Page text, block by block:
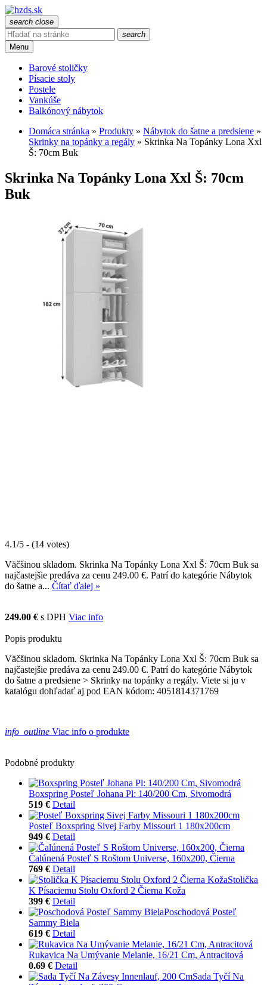
search close
search
Menu
Barové stoličky
Písacie stoly
Postele
Vankúše
Balkónový nábytok
Domáca stránka » Produkty » Nábytok do šatne a predsiene »
Skrinky na topánky a regály » Skrinka Na Topánky Lona Xxl
Š: 70cm Buk
Skrinka Na Topánky Lona Xxl Š: 70cm
Buk
4.1/5 - (14 votes)
Väčšinou skladom. Skrinka Na Topánky Lona Xxl Š: 70cm Buk sa
najčastejšie predáva za cenu 249.00 €. Patrí do kategórie Nábytok
do šatne a... Čítať ďalej »
249.00 € s DPH Viac info
Popis produktu
Väčšinou skladom. Skrinka Na Topánky Lona Xxl Š: 70cm Buk sa
najčastejšie predáva za cenu 249.00 €. Patrí do kategórie Nábytok
do šatne a predsiene > Skrinky na topánky a regály. Viete si ju v
katalógu dohľadať aj pod EAN kódom: 4051814371769
info_outline Viac info o produkte
Podobné produkty
Boxspring Posteľ Johana Pl: 140/200 Cm, Sivomodrá
519 € Detail
Posteľ Boxspring Sivej Farby Missouri 1 180x200cm
949 € Detail
Čalúnená Posteľ S Roštom Universe, 160x200, Čierna
769 € Detail
Stolička
K Písaciemu Stolu Oxford 2 Čierna Koža
399 € Detail
Poschodová Posteľ
Sammy Biela
619 € Detail
Rukavica Na Umývanie Melanie, 16/21 Cm, Antracitová
0.69 € Detail
Sada Tyčí Na